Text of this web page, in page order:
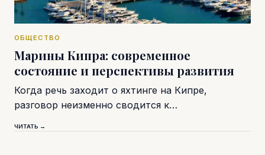
ОБЩЕСТВО
Марины Кипра: современное
состояние и перспективы развития
Когда речь заходит о яхтинге на Кипре,
разговор неизменно сводится к…
ЧИТАТЬ →